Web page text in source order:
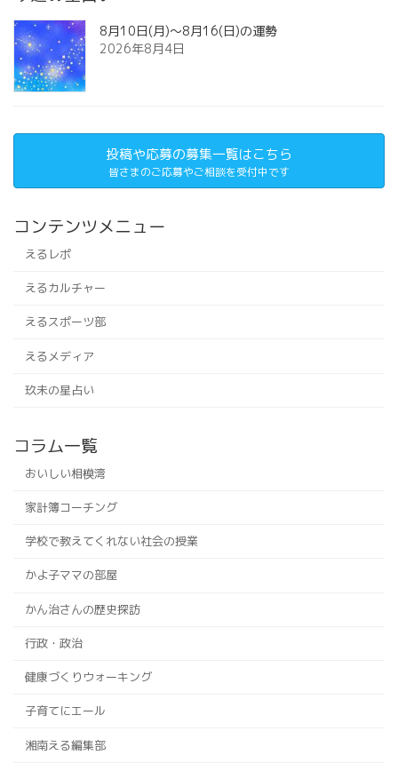
8月10日(月)～8月16(日)の運勢
2026年8月4日
投稿や応募の募集一覧はこちら
皆さまのご応募やご相談を受付中です
コンテンツメニュー
えるレポ
えるカルチャー
えるスポーツ部
えるメディア
玖未の星占い
コラム一覧
おいしい相模湾
家計簿コーチング
学校で教えてくれない社会の授業
かよ子ママの部屋
かん治さんの歴史探訪
行政・政治
健康づくりウォーキング
子育てにエール
湘南える編集部